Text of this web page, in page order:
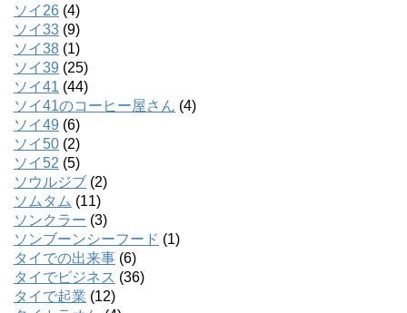
ソイ26 (4)
ソイ33 (9)
ソイ38 (1)
ソイ39 (25)
ソイ41 (44)
ソイ41のコーヒー屋さん (4)
ソイ49 (6)
ソイ50 (2)
ソイ52 (5)
ソウルジブ (2)
ソムタム (11)
ソンクラー (3)
ソンブーンシーフード (1)
タイでの出来事 (6)
タイでビジネス (36)
タイで起業 (12)